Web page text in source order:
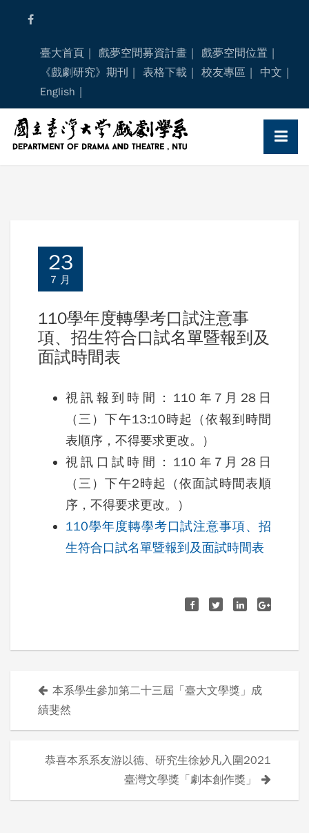
臺大首頁 戲夢空間募資計畫
戲夢空間位置
《戲劇研究》期刊
表格下載 校友專區
中文
English
23
7 月
110學年度轉學考口試注意事
項、招生符合口試名單暨報到及
面試時間表
視訊報到時間：110年7月28日
（三）下午13:10時起（依報到時間
表順序，不得要求更改。）
視訊口試時間：110年7月28日
（三）下午2時起（依面試時間表順
序，不得要求更改。）
110學年度轉學考口試注意事項、招
生符合口試名單暨報到及面試時間表
章
覽
本系學生參加第二十三屆「臺大文學獎」成
績斐然
恭喜本系系友游以德、研究生徐妙凡入圍2021
臺灣文學獎「劇本創作獎」